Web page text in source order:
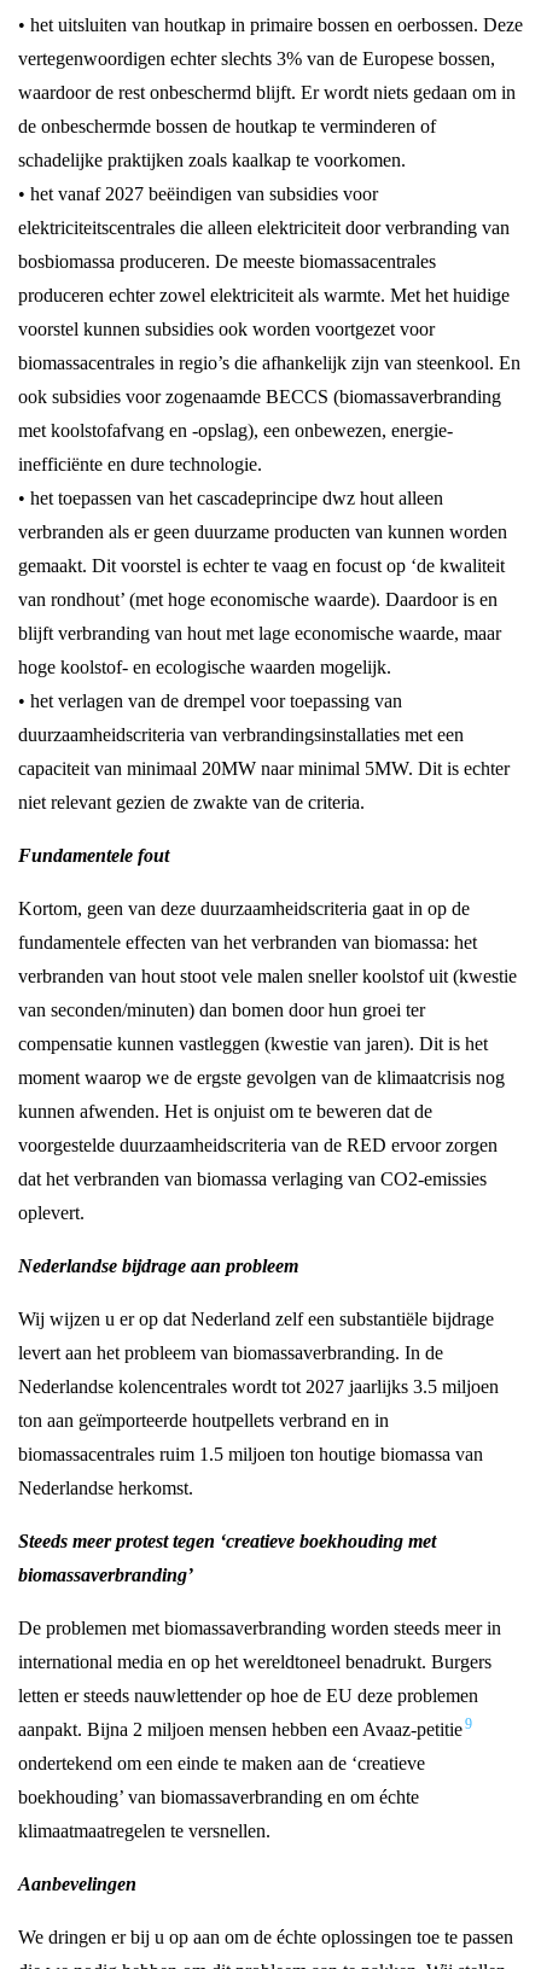
• het uitsluiten van houtkap in primaire bossen en oerbossen. Deze
vertegenwoordigen echter slechts 3% van de Europese bossen,
waardoor de rest onbeschermd blijft. Er wordt niets gedaan om in
de onbeschermde bossen de houtkap te verminderen of
schadelijke praktijken zoals kaalkap te voorkomen.
• het vanaf 2027 beëindigen van subsidies voor
elektriciteitscentrales die alleen elektriciteit door verbranding van
bosbiomassa produceren. De meeste biomassacentrales
produceren echter zowel elektriciteit als warmte. Met het huidige
voorstel kunnen subsidies ook worden voortgezet voor
biomassacentrales in regio’s die afhankelijk zijn van steenkool. En
ook subsidies voor zogenaamde BECCS (biomassaverbranding
met koolstofafvang en -opslag), een onbewezen, energie-
inefficiënte en dure technologie.
• het toepassen van het cascadeprincipe dwz hout alleen
verbranden als er geen duurzame producten van kunnen worden
gemaakt. Dit voorstel is echter te vaag en focust op ‘de kwaliteit
van rondhout’ (met hoge economische waarde). Daardoor is en
blijft verbranding van hout met lage economische waarde, maar
hoge koolstof- en ecologische waarden mogelijk.
• het verlagen van de drempel voor toepassing van
duurzaamheidscriteria van verbrandingsinstallaties met een
capaciteit van minimaal 20MW naar minimal 5MW. Dit is echter
niet relevant gezien de zwakte van de criteria.
Fundamentele fout
Kortom, geen van deze duurzaamheidscriteria gaat in op de
fundamentele effecten van het verbranden van biomassa: het
verbranden van hout stoot vele malen sneller koolstof uit (kwestie
van seconden/minuten) dan bomen door hun groei ter
compensatie kunnen vastleggen (kwestie van jaren). Dit is het
moment waarop we de ergste gevolgen van de klimaatcrisis nog
kunnen afwenden. Het is onjuist om te beweren dat de
voorgestelde duurzaamheidscriteria van de RED ervoor zorgen
dat het verbranden van biomassa verlaging van CO2-emissies
oplevert.
Nederlandse bijdrage aan probleem
Wij wijzen u er op dat Nederland zelf een substantiële bijdrage
levert aan het probleem van biomassaverbranding. In de
Nederlandse kolencentrales wordt tot 2027 jaarlijks 3.5 miljoen
ton aan geïmporteerde houtpellets verbrand en in
biomassacentrales ruim 1.5 miljoen ton houtige biomassa van
Nederlandse herkomst.
Steeds meerprotest tegen ‘creatieve boekhouding met
biomassaverbranding’
De problemen met biomassaverbranding worden steeds meer in
international media en op het wereldtoneel benadrukt. Burgers
letten er steeds nauwlettender op hoe de EU deze problemen
aanpakt. Bijna 2 miljoen mensen hebben een Avaaz-petitie9
ondertekend om een einde te maken aan de ‘creatieve
boekhouding’ van biomassaverbranding en om échte
klimaatmaatregelen te versnellen.
Aanbevelingen
We dringen er bij u op aan om de échte oplossingen toe te passen